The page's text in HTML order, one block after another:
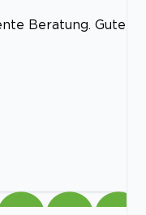
Beratung. Gute